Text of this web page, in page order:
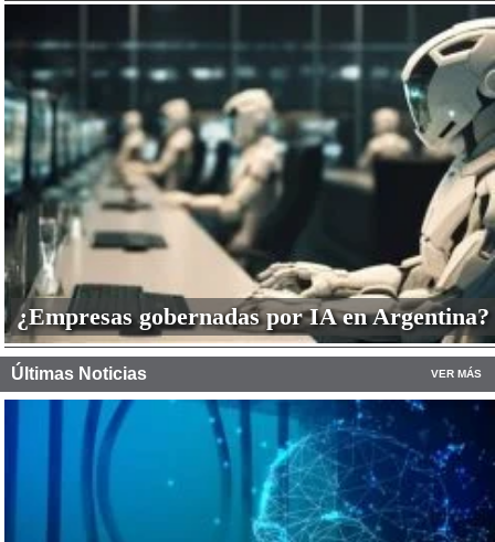
¿Empresas gobernadas por IA en Argentina?
Últimas Noticias VER MÁS